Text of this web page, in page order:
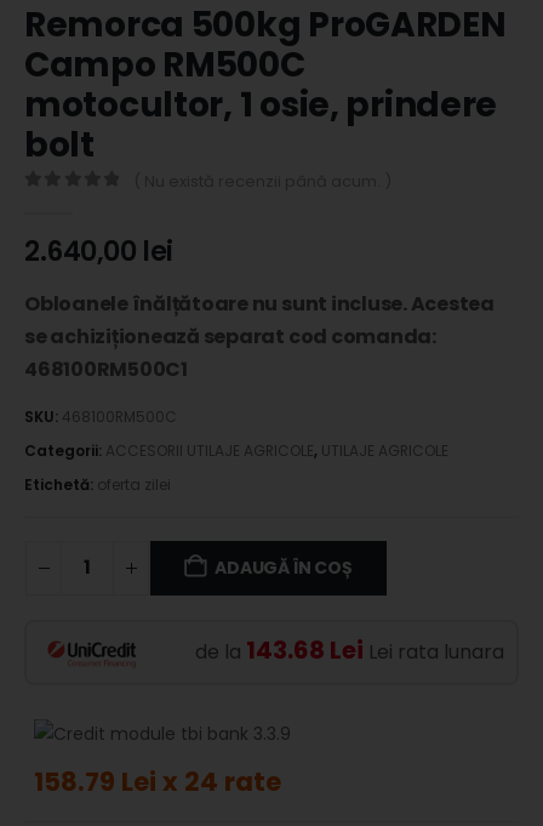
Remorca 500kg ProGARDEN
Campo RM500C
motocultor, 1 osie, prindere
bolt
2.640,00 lei
Obloanele înălțătoare nu sunt incluse. Acestea
se achiziționează separat cod comanda:
468100RM500C1
SKU: 468100RM500C
Categorii: ACCESORII UTILAJE AGRICOLE, UTILAJE AGRICOLE
Etichetă: oferta zilei
ADAUGĂ ÎN COȘ
de la 143.68 Lei Lei rata lunara
158.79 Lei x 24 rate